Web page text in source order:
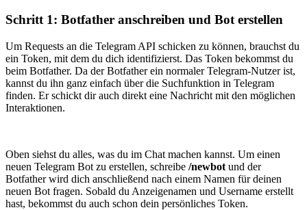
Schritt 1: Botfather anschreiben und Bot erstellen
Um Requests an die Telegram API schicken zu können, brauchst du
ein Token, mit dem du dich identifizierst. Das Token bekommst du
beim Botfather. Da der Botfather ein normaler Telegram-Nutzer ist,
kannst du ihn ganz einfach über die Suchfunktion in Telegram
finden. Er schickt dir auch direkt eine Nachricht mit den möglichen
Interaktionen.
Oben siehst du alles, was du im Chat machen kannst. Um einen
neuen Telegram Bot zu erstellen, schreibe /newbot und der
Botfather wird dich anschließend nach einem Namen für deinen
neuen Bot fragen. Sobald du Anzeigenamen und Username erstellt
hast, bekommst du auch schon dein persönliches Token.